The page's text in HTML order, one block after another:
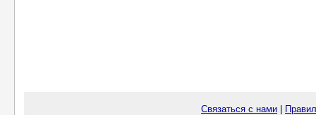
Связаться с нами